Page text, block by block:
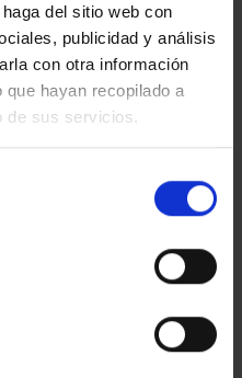
del sitio web con
publicidad y análisis
con otra información
hayan recopilado a
de sus servicios.
SUSCRIPCIÓN
CAPITALES DE
PROVINCIA 2
949,00 €
Sólo para usuarios
registrados